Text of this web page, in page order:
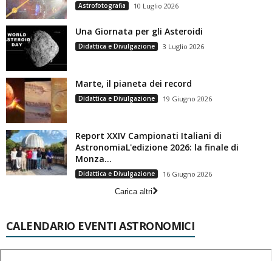
Astrofotografia 10 Luglio 2026
Una Giornata per gli Asteroidi
Didattica e Divulgazione 3 Luglio 2026
Marte, il pianeta dei record
Didattica e Divulgazione 19 Giugno 2026
Report XXIV Campionati Italiani di
AstronomiaL'edizione 2026: la finale di
Monza...
Didattica e Divulgazione
16 Giugno 2026
Carica altri
CALENDARIO EVENTI ASTRONOMICI